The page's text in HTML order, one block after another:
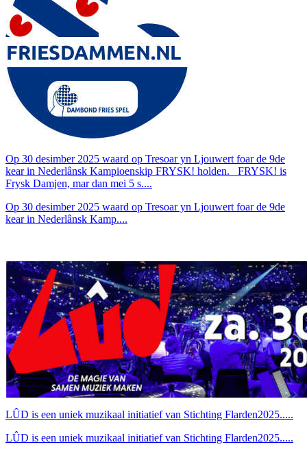
Op 30 desimber 2025 waard op Tresoar yn Ljouwert foar de 9de
kear in Nederlânsk Kampioenskip FRYSK! holden. FRYSK! is
Frysk Damjen, mar dan mei 5 s....
Op 30 desimber 2025 waard op Tresoar yn Ljouwert foar de 9de
kear in Nederlânsk Kamp....
LÛD is een uniek muzikaal initiatief van Stichting Flarden2025.....
LÛD is een uniek muzikaal initiatief van Stichting Flarden2025.....